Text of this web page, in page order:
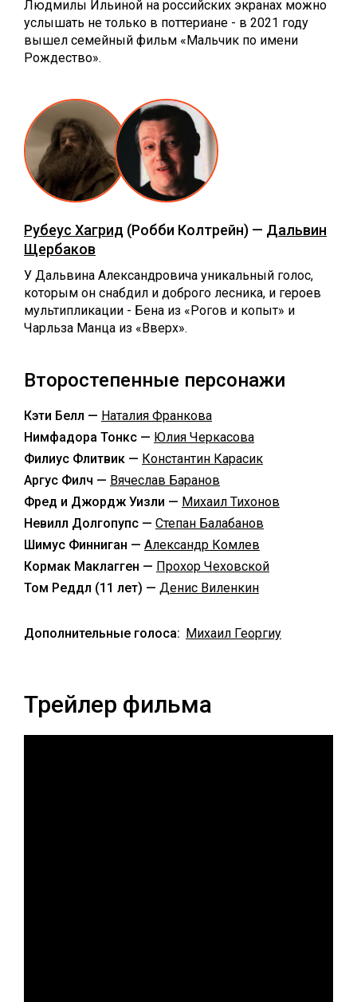
Людмилы Ильиной на российских экранах можно
услышать не только в поттериане - в 2021 году
вышел семейный фильм «Мальчик по имени
Рождество».
Рубеус Хагрид (Робби Колтрейн) — Дальвин
Щербаков
У Дальвина Александровича уникальный голос,
которым он снабдил и доброго лесника, и героев
мультипликации - Бена из «Рогов и копыт» и
Чарльза Манца из «Вверх».
Второстепенные персонажи
Кэти Белл — Наталия Франкова
Нимфадора Тонкс — Юлия Черкасова
Филиус Флитвик — Константин Карасик
Аргус Филч — Вячеслав Баранов
Фред и Джордж Уизли — Михаил Тихонов
Невилл Долгопупс — Степан Балабанов
Шимус Финниган — Александр Комлев
Кормак Маклагген — Прохор Чеховской
Том Реддл (11 лет) — Денис Виленкин
Дополнительные голоса: Михаил Георгиу
Трейлер фильма